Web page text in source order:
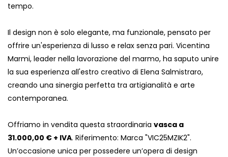
tempo.
Il design non è solo elegante, ma funzionale, pensato per
offrire un'esperienza di lusso e relax senza pari. Vicentina
Marmi, leader nella lavorazione del marmo, ha saputo unire
la sua esperienza all'estro creativo di Elena Salmistraro,
creando una sinergia perfetta tra artigianalità e arte
contemporanea.
Offriamo in vendita questa straordinaria vasca a
31.000,00 € + IVA. Riferimento: Marca "VIC25MZIK2".
Un’occasione unica per possedere un’opera di design